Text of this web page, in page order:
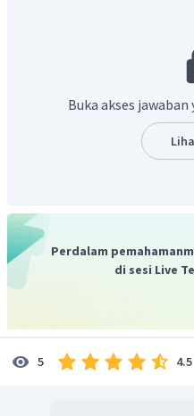
Sehingga untuk dapat
elektron perlu menyerap
Jadi, pilihan jawaban
Buka akses
Perdalam
di sesi Live
5 4.5